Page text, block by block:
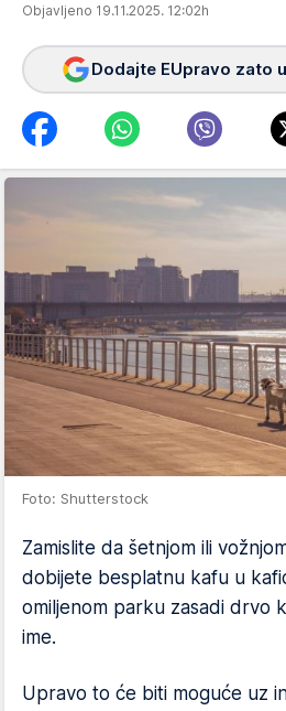
Objavljeno 19.11.2025. 12:02h
Dodajte EUpravo zato
Foto: Shutterstock
Zamislite da šetnjom ili
dobijete besplatnu kafu u
omiljenom parku zasadi drvo
ime.
Upravo to će biti moguće uz